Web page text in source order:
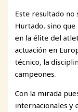
Este resultado
Hurtado, sino
en la élite del
actuación en
técnico, la
campeones.
Con la mirada
internacionales y